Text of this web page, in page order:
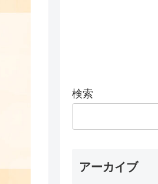
検索
アーカイブ